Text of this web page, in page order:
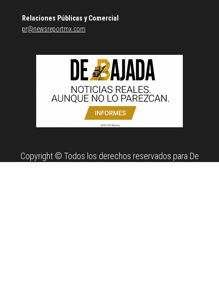
Relaciones Públicas y Comercial
pr@newsreportmx.com
Copyright © Todos los derechos reservados para De